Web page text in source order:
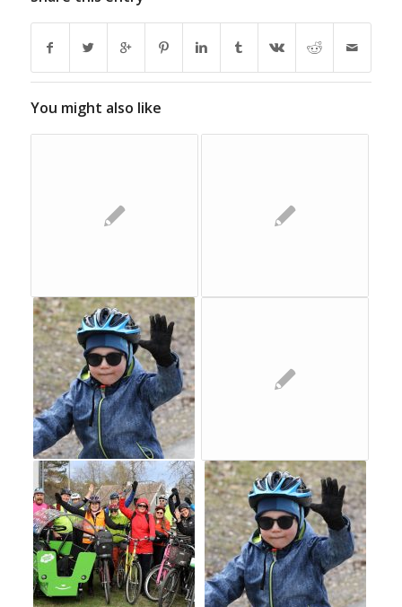
You might also like